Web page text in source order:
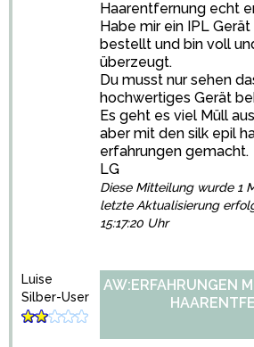
Haarentfernung echt
Habe mir ein IPL
bestellt und bin voll
überzeugt.
Du musst nur sehen
hochwertiges Gerät
Es geht es viel Müll
aber mit den silk epil
erfahrungen gemacht.
LG
Diese Mitteilung wurde 1
letzte Aktualisierung
15:17:20 Uhr
Luise
Silber-User
AW:ERFAHRUNGEN